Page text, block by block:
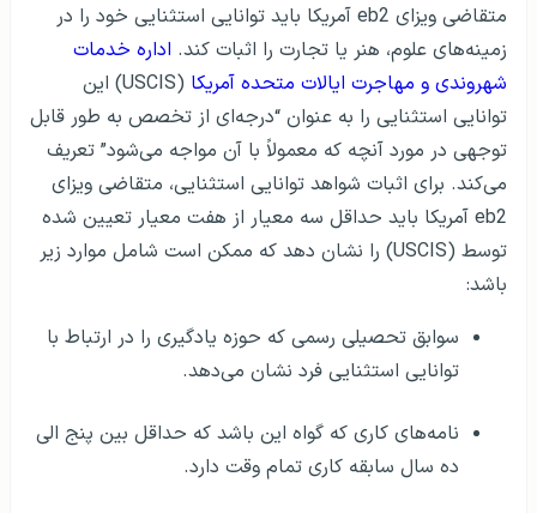
متقاضی ویزای eb2 آمریکا باید توانایی استثنایی خود را در
زمینه‌های علوم، هنر یا تجارت را اثبات کند. اداره خدمات
شهروندی و مهاجرت ایالات متحده آمریکا
(USCIS) این
توانایی استثنایی را به عنوان “درجه‌ای از تخصص به طور قابل
توجهی در مورد آنچه که معمولاً با آن مواجه می‌شود” تعریف
می‌کند. برای اثبات شواهد توانایی استثنایی، متقاضی ویزای
eb2 آمریکا باید حداقل سه معیار از هفت معیار تعیین شده
توسط (USCIS) را نشان دهد که ممکن است شامل موارد زیر
باشد:
سوابق تحصیلی رسمی که حوزه یادگیری را در ارتباط با
توانایی استثنایی فرد نشان می‌دهد.
نامه‌های کاری که گواه این باشد که حداقل بین پنج الی
ده سال سابقه کاری تمام وقت دارد.